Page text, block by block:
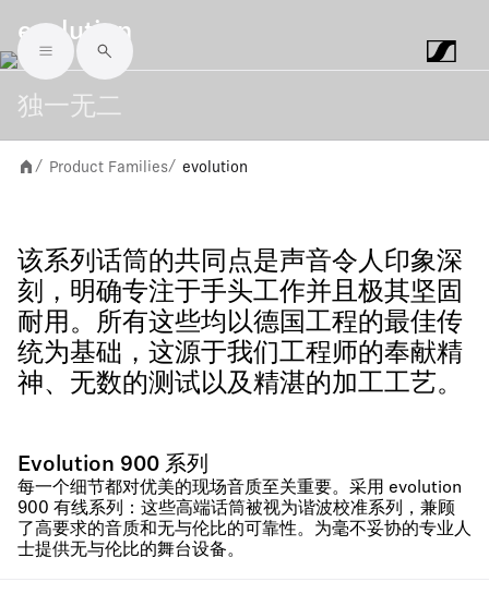
Skip to main content
evolution
独一无二
/ Product Families/ evolution
该系列话筒的共同点是声音令人印象深
刻，明确专注于手头工作并且极其坚固
耐用。所有这些均以德国工程的最佳传
统为基础，这源于我们工程师的奉献精
神、无数的测试以及精湛的加工工艺。
Evolution 900 系列
每一个细节都对优美的现场音质至关重要。采用 evolution
900 有线系列：这些高端话筒被视为谐波校准系列，兼顾
了高要求的音质和无与伦比的可靠性。为毫不妥协的专业人
士提供无与伦比的舞台设备。